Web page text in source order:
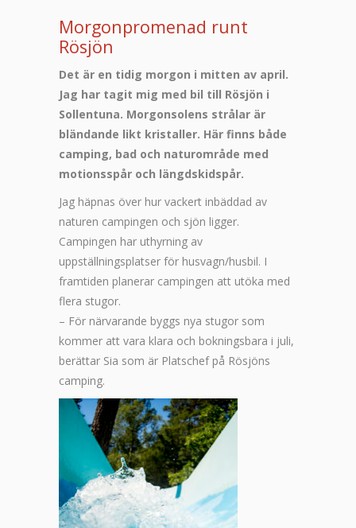
Morgonpromenad runt
Rösjön
Det är en tidig morgon i mitten av april.
Jag har tagit mig med bil till Rösjön i
Sollentuna. Morgonsolens strålar är
bländande likt kristaller. Här finns både
camping, bad och naturområde med
motionsspår och längdskidspår.
Jag häpnas över hur vackert inbäddad av
naturen campingen och sjön ligger.
Campingen har uthyrning av
uppställningsplatser för husvagn/husbil. I
framtiden planerar campingen att utöka med
flera stugor.
– För närvarande byggs nya stugor som
kommer att vara klara och bokningsbara i juli,
berättar Sia som är Platschef på Rösjöns
camping.